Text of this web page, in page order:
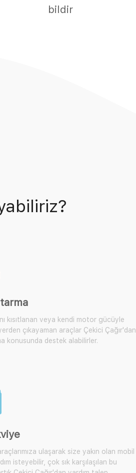
bildir
kısıtlanan veya kendi motor gücüyle
çıkayaman araçlar Çekici Çağır'dan
konusunda destek alabilirler.
ulaşarak size yakın olan mobil
isteyebilir, çok sık karşılaşılan bu